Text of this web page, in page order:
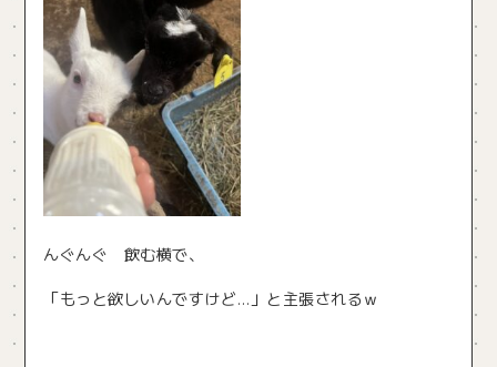
んぐんぐ 飲む横で、
「もっと欲しいんですけど…」と主張されるｗ